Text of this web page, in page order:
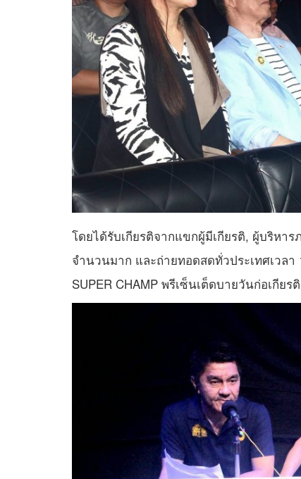
โดยได้รับเกียรติจากแขกผู้มีเกียรติ, ผู้บริห
จำนวนมาก และถ่ายทอดสดทั่วประเทศเวล
SUPER CHAMP พรีเซ็นเต็ดบายวันก่อเกีย